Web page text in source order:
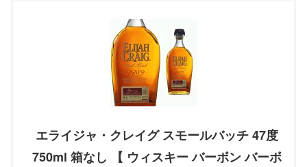
エライジャ・クレイグ スモールバッチ 47度
750ml 箱なし 【 ウィスキー バーボン バーボ